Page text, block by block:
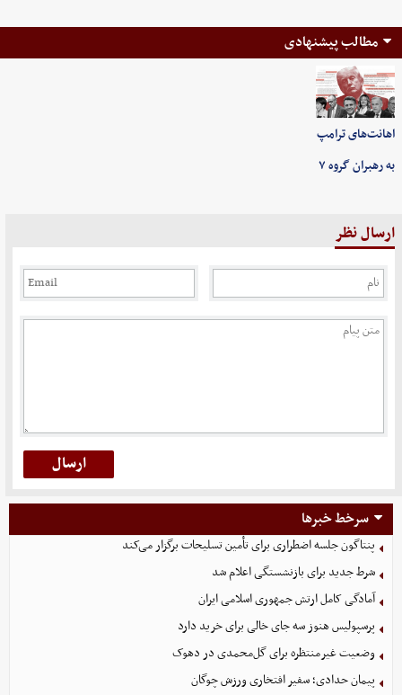
مطالب پیشنهادی
اهانت‌های ترامپ
به رهبران گروه ۷
ارسال نظر
سرخط خبرها
پنتاگون جلسه اضطراری برای تأمین تسلیحات برگزار می‌کند
شرط جدید برای بازنشستگی اعلام شد
آمادگی کامل ارتش جمهوری اسلامی ایران
پرسپولیس هنوز سه جای خالی برای خرید دارد
وضعیت غیرمنتظره برای گل‌محمدی در دهوک
پیمان حدادی؛ سفیر افتخاری ورزش چوگان